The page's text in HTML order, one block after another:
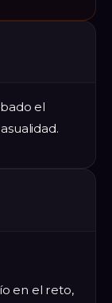
el
en el reto,